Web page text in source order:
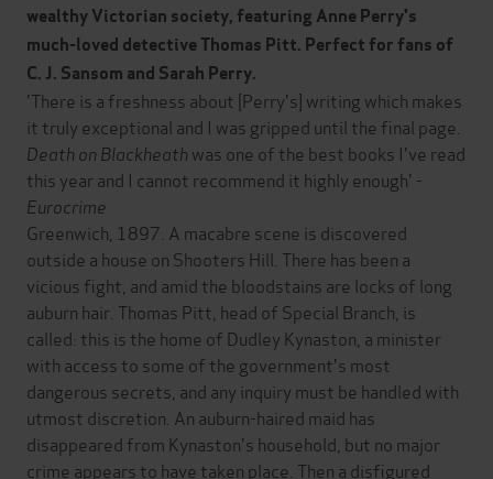
wealthy Victorian society, featuring Anne Perry's
much-loved detective Thomas Pitt. Perfect for fans of
C. J. Sansom and Sarah Perry.
'There is a freshness about [Perry's] writing which makes
it truly exceptional and I was gripped until the final page.
Death on Blackheath was one of the best books I've read
this year and I cannot recommend it highly enough' -
Eurocrime
Greenwich, 1897. A macabre scene is discovered
outside a house on Shooters Hill. There has been a
vicious fight, and amid the bloodstains are locks of long
auburn hair. Thomas Pitt, head of Special Branch, is
called: this is the home of Dudley Kynaston, a minister
with access to some of the government's most
dangerous secrets, and any inquiry must be handled with
utmost discretion. An auburn-haired maid has
disappeared from Kynaston's household, but no major
crime appears to have taken place. Then a disfigured